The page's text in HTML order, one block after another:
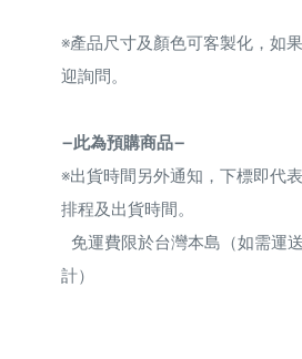
※產品尺寸及顏色可客製化，如
迎詢問。
—此為預購商品—
※出貨時間另外通知，下標即代
排程及出貨時間。
免運費限於台灣本島（如需運
計）